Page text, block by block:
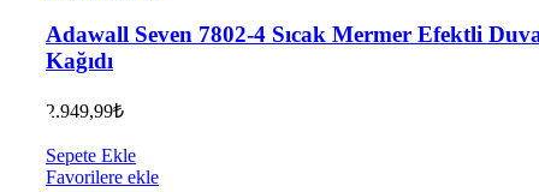
Adawall Seven 7802-4 Sıcak Mermer Efektli
Kağıdı
2.949,99₺
Sepete Ekle
Favorilere ekle